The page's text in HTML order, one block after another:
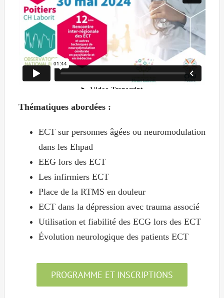
Thématiques abordées :
ECT sur personnes âgées ou neuromodulation
dans les Ehpad
EEG lors des ECT
Les infirmiers ECT
Place de la RTMS en douleur
ECT dans la dépression avec trauma associé
Utilisation et fiabilité des ECG lors des ECT
Évolution neurologique des patients ECT
PROGRAMME ET INSCRIPTIONS